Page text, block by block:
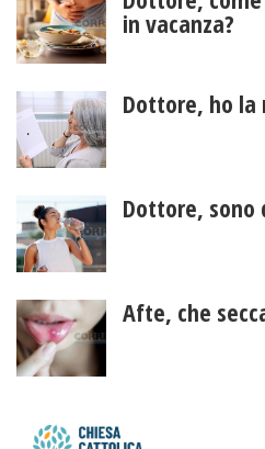
in vacanza?
Dottore, ho la
Dottore,
Afte, che